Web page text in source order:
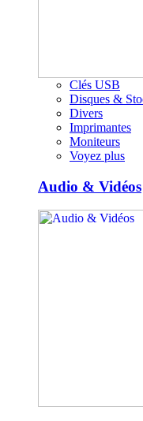
Clés USB
Disques &
Divers
Imprimantes
Moniteurs
Voyez plus
Audio & Vidéos